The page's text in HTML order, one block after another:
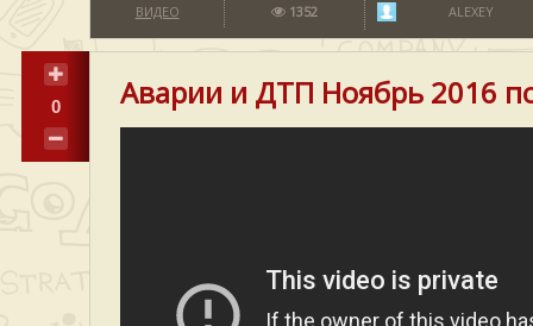
ВИДЕО 1352 ALEXEY
0 Аварии и ДТП Ноябрь 2016